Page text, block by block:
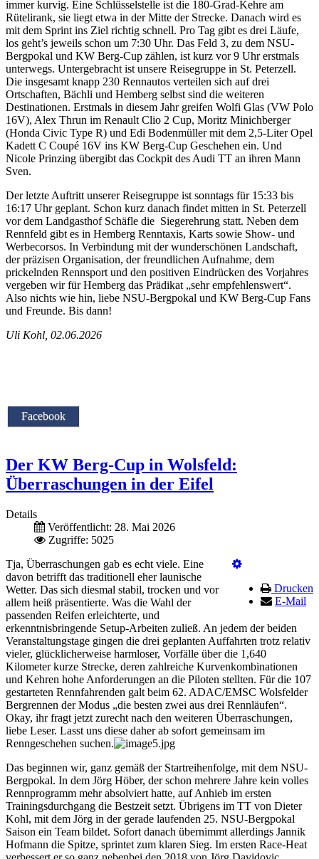
immer kurvig. Eine Schlüsselstelle ist die 180-Grad-Kehre am
Rütelirank, sie liegt etwa in der Mitte der Strecke. Danach wird es
mit dem Sprint ins Ziel richtig schnell. Pro Tag gibt es drei Läufe,
los geht’s jeweils schon um 7:30 Uhr. Das Feld 3, zu dem NSU-
Bergpokal und KW Berg-Cup zählen, ist kurz vor 9 Uhr erstmals
unterwegs. Untergebracht ist unsere Reisegruppe in St. Peterzell.
Die insgesamt knapp 230 Rennautos verteilen sich auf drei
Ortschaften, Bächli und Hemberg selbst sind die weiteren
Destinationen. Erstmals in diesem Jahr greifen Wolfi Glas (VW Polo
16V), Alex Thrun im Renault Clio 2 Cup, Moritz Minichberger
(Honda Civic Type R) und Edi Bodenmüller mit dem 2,5-Liter Opel
Kadett C Coupé 16V ins KW Berg-Cup Geschehen ein. Und
Nicole Prinzing übergibt das Cockpit des Audi TT an ihren Mann
Sven.
Der letzte Auftritt unserer Reisegruppe ist sonntags für 15:33 bis
16:17 Uhr geplant. Schon kurz danach findet mitten in St. Peterzell
vor dem Landgasthof Schäfle die Siegerehrung statt. Neben dem
Rennfeld gibt es in Hemberg Renntaxis, Karts sowie Show- und
Werbecorsos. In Verbindung mit der wunderschönen Landschaft,
der präzisen Organisation, der freundlichen Aufnahme, dem
prickelnden Rennsport und den positiven Eindrücken des Vorjahres
vergeben wir für Hemberg das Prädikat „sehr empfehlenswert“.
Also nichts wie hin, liebe NSU-Bergpokal und KW Berg-Cup Fans
und Freunde. Bis dann!
Uli Kohl, 02.06.2026
Facebook
Der KW Berg-Cup in Wolsfeld:
Überraschungen in der Eifel
Details
Veröffentlicht: 28. Mai 2026
Zugriffe: 5025
Drucken
E-Mail
Tja, Überraschungen gab es echt viele. Eine
davon betrifft das traditionell eher launische
Wetter. Das sich diesmal stabil, trocken und vor
allem heiß präsentierte. Was die Wahl der
passenden Reifen erleichterte, und
erkenntnisbringende Setup-Arbeiten zuließ. An jedem der beiden
Veranstaltungstage gingen die drei geplanten Auffahrten trotz relativ
vieler, glücklicherweise harmloser, Vorfälle über die 1,640
Kilometer kurze Strecke, deren zahlreiche Kurvenkombinationen
und Kehren hohe Anforderungen an die Piloten stellten. Für die 107
gestarteten Rennfahrenden galt beim 62. ADAC/EMSC Wolsfelder
Bergrennen der Modus „die besten zwei aus drei Rennläufen“.
Okay, ihr fragt jetzt zurecht nach den weiteren Überraschungen,
liebe Leser. Lasst uns diese daher ab sofort gemeinsam im
Renngeschehen suchen.
Das beginnen wir, ganz gemäß der Startreihenfolge, mit dem NSU-
Bergpokal. In dem Jörg Höber, der schon mehrere Jahre kein volles
Rennprogramm mehr absolviert hatte, auf Anhieb im ersten
Trainingsdurchgang die Bestzeit setzt. Übrigens im TT von Dieter
Kohl, mit dem Jörg in der gerade laufenden 25. NSU-Bergpokal
Saison ein Team bildet. Sofort danach übernimmt allerdings Jannik
Hofmann die Spitze, sprintet zum klaren Sieg. Im ersten Race-Heat